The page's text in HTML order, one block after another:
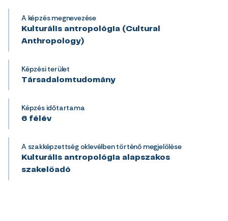
A képzés megnevezése
Kulturális antropológia (Cultural
Anthropology)
Képzési terület
Társadalomtudomány
Képzés időtartama
6 félév
A szakképzettség oklevélben történő megjelölése
Kulturális antropológia alapszakos
szakelőadó